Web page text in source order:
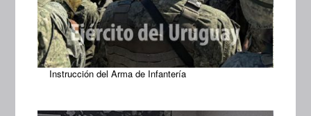
Instrucción del Arma de Infantería